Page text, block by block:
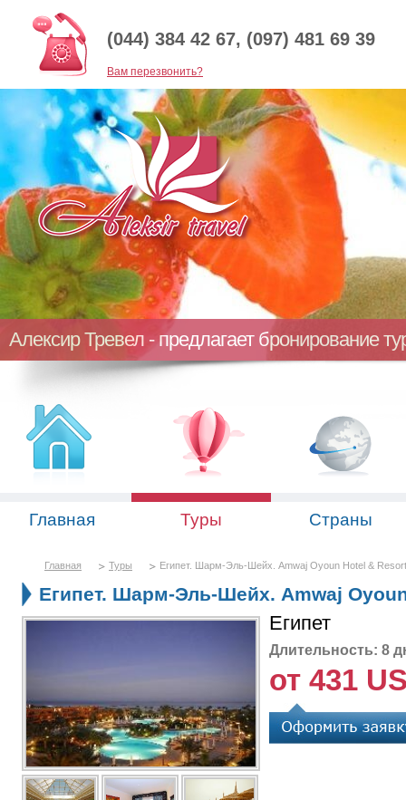
(044) 384 42 67, (097) 481 69 39
Baм перезвонить?
Алексир Тревел - предлагает бронирование
Главная Туры Страны
Главная Туры Египет. Шарм-Эль-Шейх. Amwaj Oyoun Hotel &
Египет. Шарм-Эль-Шейх. Amwaj
Египет
Длительность: 8
от 431